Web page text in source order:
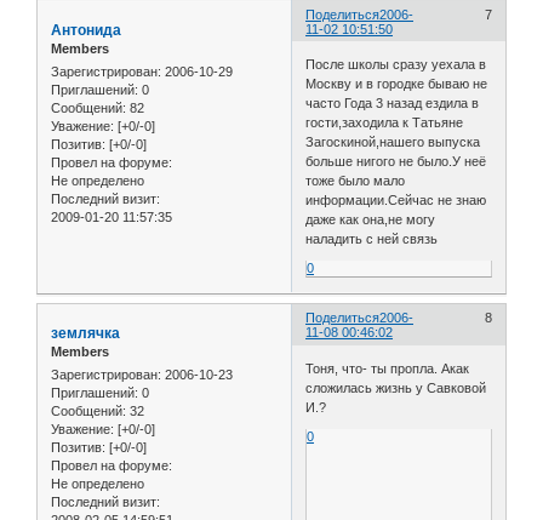
Поделиться 7
2006-
11-02 10:51:50
Антонида
Members
Зарегистрирован: 2006-10-29
Приглашений: 0
Сообщений: 82
Уважение: [+0/-0]
Позитив: [+0/-0]
Провел на форуме:
Не определено
Последний визит:
2009-01-20 11:57:35
После школы сразу уехала в
Москву и в городке бываю не
часто Года 3 назад ездила в
гости,заходила к Татьяне
Загоскиной,нашего выпуска
больше нигого не было.У неё
тоже было мало
информации.Сейчас не знаю
даже как она,не могу
наладить с ней связь
0
Поделиться 8
2006-
11-08 00:46:02
землячка
Members
Зарегистрирован: 2006-10-23
Приглашений: 0
Сообщений: 32
Уважение: [+0/-0]
Позитив: [+0/-0]
Провел на форуме:
Не определено
Последний визит:
Тоня, что- ты пропла. Акак
сложилась жизнь у Савковой
И.?
0